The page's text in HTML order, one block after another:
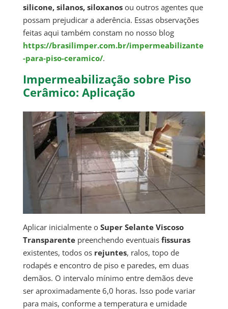
silicone, silanos, siloxanosou outros agentes que
possam prejudicar a aderência. Essas observações
feitas aqui também constam no nosso blog
https://brasilimper.com.br/impermeabilizante
-para-piso-ceramico/.
Impermeabilização sobre Piso
Cerâmico: Aplicação
Aplicar inicialmente o Super Selante Viscoso
Transparentepreenchendo eventuaisfissuras
existentes, todos os rejuntes, ralos, topo de
rodapés e encontro de piso e paredes, em duas
demãos. O intervalo mínimo entre demãos deve
ser aproximadamente 6,0 horas. Isso pode variar
para mais, conforme a temperatura e umidade